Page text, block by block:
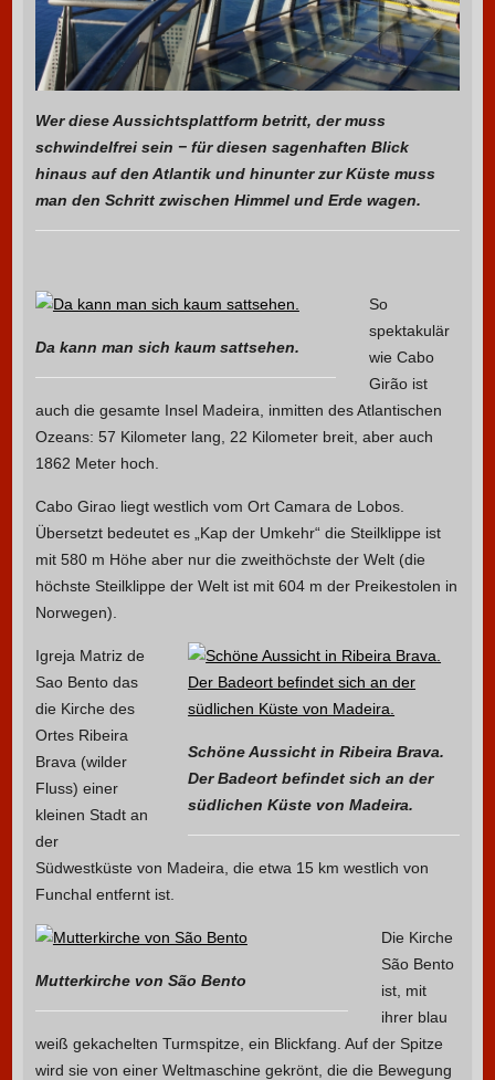
Wer diese Aussichtsplattform betritt, der muss
schwindelfrei sein − für diesen sagenhaften Blick
hinaus auf den Atlantik und hinunter zur Küste muss
man den Schritt zwischen Himmel und Erde wagen.
Da kann man sich kaum sattsehen.
So
spektakulär
wie Cabo
Girão ist
auch die gesamte Insel Madeira, inmitten des Atlantischen
Ozeans: 57 Kilometer lang, 22 Kilometer breit, aber auch
1862 Meter hoch.
Cabo Girao liegt westlich vom Ort Camara de Lobos.
Übersetzt bedeutet es „Kap der Umkehr“ die Steilklippe ist
mit 580 m Höhe aber nur die zweithöchste der Welt (die
höchste Steilklippe der Welt ist mit 604 m der Preikestolen in
Norwegen).
Schöne Aussicht in Ribeira Brava.
Der Badeort befindet sich an der
südlichen Küste von Madeira.
Igreja Matriz de
Sao Bento das
die Kirche des
Ortes Ribeira
Brava (wilder
Fluss) einer
kleinen Stadt an
der
Südwestküste von Madeira, die etwa 15 km westlich von
Funchal entfernt ist.
Mutterkirche von São Bento
Die Kirche
São Bento
ist, mit
ihrer blau
weiß gekachelten Turmspitze, ein Blickfang. Auf der Spitze
wird sie von einer Weltmaschine gekrönt, die die Bewegung